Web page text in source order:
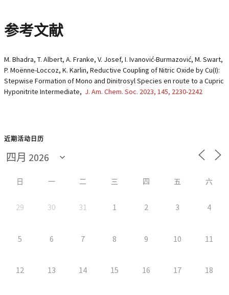
参考文献
M. Bhadra, T. Albert, A. Franke, V. Josef, I. Ivanović-Burmazović, M. Swart,
P. Moënne-Loccoz, K. Karlin, Reductive Coupling of Nitric Oxide by Cu(I):
Stepwise Formation of Mono and Dinitrosyl Species en route to a Cupric
Hyponitrite Intermediate, J. Am. Chem. Soc. 2023, 145, 2230-2242
近期活动日历
日 一 二 三 四 五 六
29 30 31 1 2 3 4
5 6 7 8 9 10 11
12 13 14 15 16 17 18